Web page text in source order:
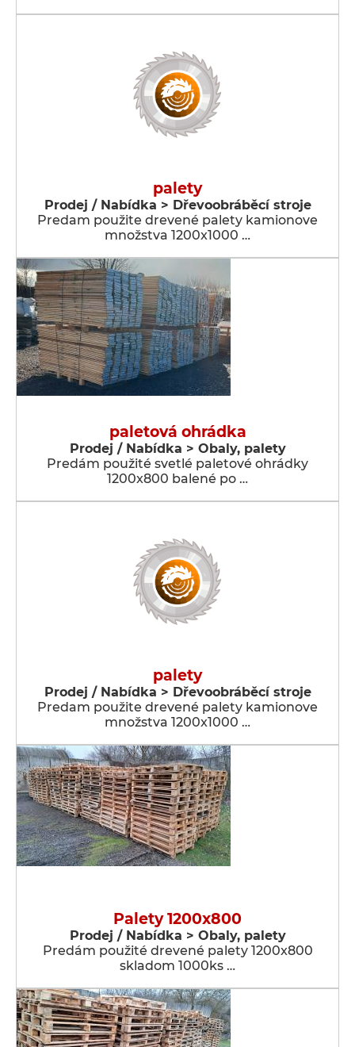
palety
Prodej / Nabídka > Dřevoobráběcí stroje
Predam použite drevené palety kamionove
množstva 1200x1000 …
paletová ohrádka
Prodej / Nabídka > Obaly, palety
Predám použité svetlé paletové ohrádky
1200x800 balené po …
palety
Prodej / Nabídka > Dřevoobráběcí stroje
Predam použite drevené palety kamionove
množstva 1200x1000 …
Palety 1200x800
Prodej / Nabídka > Obaly, palety
Predám použité drevené palety 1200x800
skladom 1000ks …